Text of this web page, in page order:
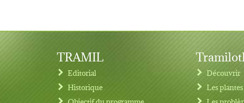
TRAMIL
Editorial
Historique
Découvrir
Les plantes